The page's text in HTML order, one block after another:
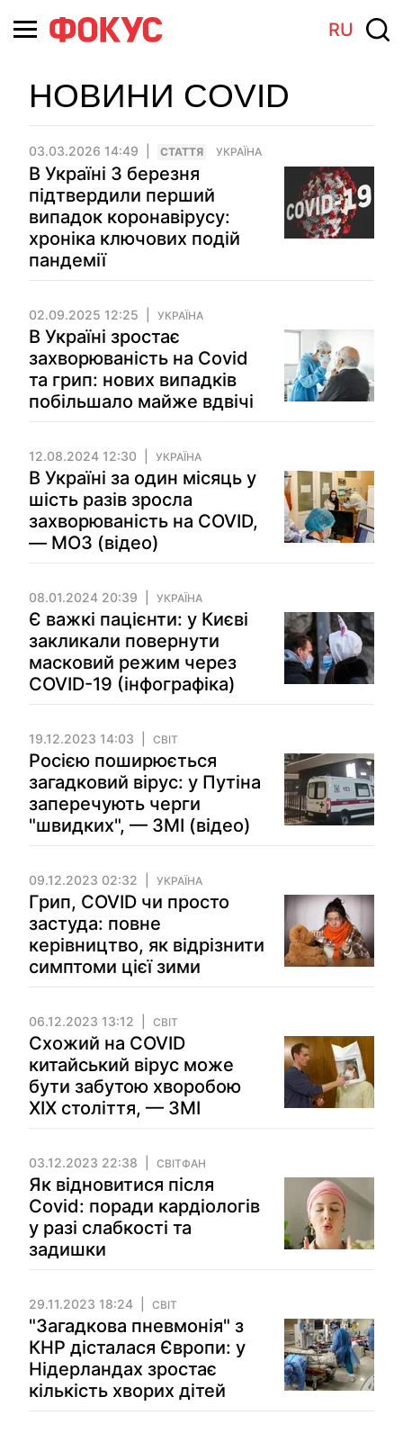
RU
НОВИНИ COVID
03.03.2026 14:49 СТАТТЯ УКРАЇНА
В Україні 3 березня
підтвердили перший
випадок коронавірусу:
хроніка ключових подій
пандемії
02.09.2025 12:25 УКРАЇНА
В Україні зростає
захворюваність на Covid
та грип: нових випадків
побільшало майже вдвічі
12.08.2024 12:30 УКРАЇНА
В Україні за один місяць у
шість разів зросла
захворюваність на COVID,
— МОЗ (відео)
08.01.2024 20:39 УКРАЇНА
Є важкі пацієнти: у Києві
закликали повернути
масковий режим через
COVID-19 (інфографіка)
19.12.2023 14:03 СВІТ
Росією поширюється
загадковий вірус: у Путіна
заперечують черги
"швидких", — ЗМІ (відео)
09.12.2023 02:32 УКРАЇНА
Грип, COVID чи просто
застуда: повне
керівництво, як відрізнити
симптоми цієї зими
06.12.2023 13:12 СВІТ
Схожий на COVID
китайський вірус може
бути забутою хворобою
XIX століття, — ЗМІ
03.12.2023 22:38 СВІТФАН
Як відновитися після
Covid: поради кардіологів
у разі слабкості та
задишки
29.11.2023 18:24 СВІТ
"Загадкова пневмонія" з
КНР дісталася Європи: у
Нідерландах зростає
кількість хворих дітей